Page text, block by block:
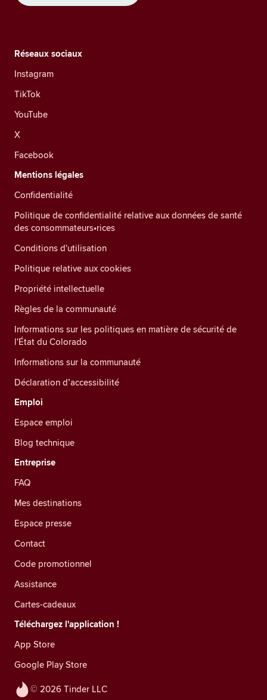
© 2026 Tinder LLC
Réseaux sociaux
Instagram
TikTok
YouTube
X
Facebook
Mentions légales
Confidentialité
Politique de confidentialité relative aux données de santé
des consommateurs•rices
Conditions d'utilisation
Politique relative aux cookies
Propriété intellectuelle
Règles de la communauté
Informations sur les politiques en matière de sécurité de
l'État du Colorado
Informations sur la communauté
Déclaration d’accessibilité
Emploi
Espace emploi
Blog technique
Entreprise
FAQ
Mes destinations
Espace presse
Contact
Code promotionnel
Assistance
Cartes-cadeaux
Téléchargez l'application !
App Store
Google Play Store